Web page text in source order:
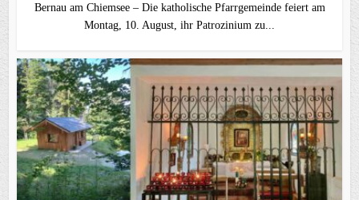
Bernau am Chiemsee – Die katholische Pfarrgemeinde feiert am
Montag, 10. August, ihr Patrozinium zu...